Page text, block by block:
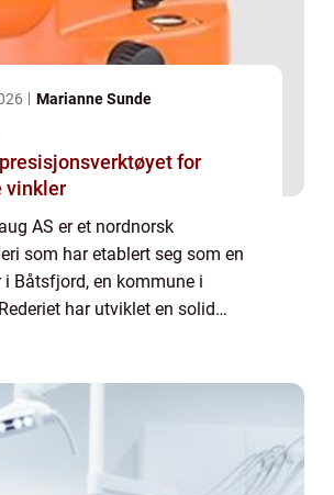
Marianne Sunde
vinkler
AS er et nordnorsk
som har etablert seg som en
Båtsfjord, en kommune i
har utviklet en solid